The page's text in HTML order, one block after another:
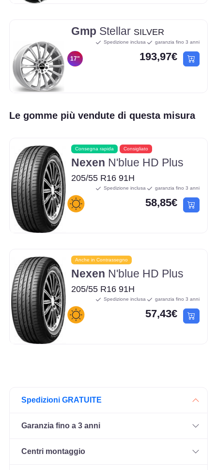
Gmp Stellar SILVER
17"
Spedizione inclusa garanzia fino 3 anni
193,97€
Le gomme più vendute di questa misura
Consegna rapida Consigliato
Nexen N'blue HD Plus
205/55 R16 91H
Spedizione inclusa garanzia fino 3 anni
58,85€
Anche in Contrassegno
Nexen N'blue HD Plus
205/55 R16 91H
Spedizione inclusa garanzia fino 3 anni
57,43€
Spedizioni GRATUITE
Garanzia fino a 3 anni
Centri montaggio